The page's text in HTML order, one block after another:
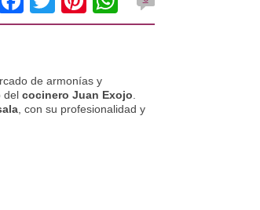
de armonías y
del cocinero Juan Exojo.
, con su profesionalidad y